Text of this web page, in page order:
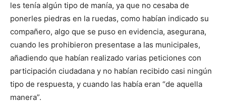
les tenía algún tipo de manía, ya que no cesaba de
ponerles piedras en la ruedas, como habían indicado su
compañero, algo que se puso en evidencia, asegurana,
cuando les prohibieron presentase a las municipales,
añadiendo que habían realizado varias peticiones con
participación ciudadana y no habían recibido casi ningún
tipo de respuesta, y cuando las había eran “de aquella
manera”.